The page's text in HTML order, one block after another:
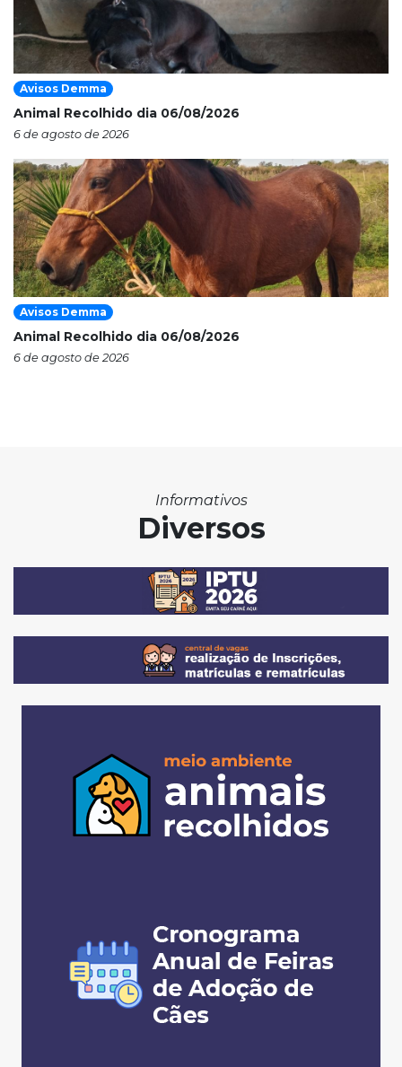
Avisos Demma
Animal Recolhido dia 06/08/2026
6 de agosto de 2026
Avisos Demma
Animal Recolhido dia 06/08/2026
6 de agosto de 2026
Informativos
Diversos